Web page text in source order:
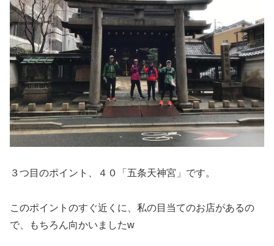
３つ目のポイント、４０「五条天神宮」です。
このポイントのすぐ近くに、私の目当てのお店があるの
で、もちろん向かいましたw